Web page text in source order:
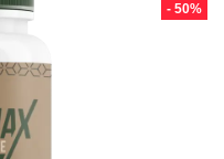
- 50%